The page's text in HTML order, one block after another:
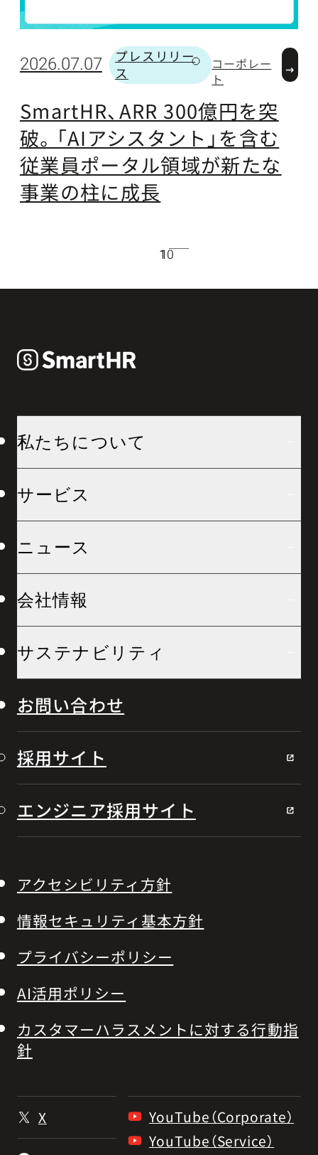
2026.07.07
カテゴリー
プレスリリー
ス
コーポレー
ト
SmartHR、ARR 300億円を突
破。「AIアシスタント」を含む
従業員ポータル領域が新たな
事業の柱に成長
1
10
私たちについて
サービス
ニュース
会社情報
サステナビリティ
お問い合わせ
採用サイト
エンジニア採用サイト
アクセシビリティ方針
情報セキュリティ基本方針
プライバシーポリシー
AI活用ポリシー
カスタマーハラスメントに対する行動指
針
X
YouTube（Corporate）
YouTube（Service）